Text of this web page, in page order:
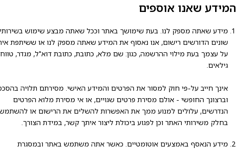
המידע שאנו אוספים
מידע שאתה מספק לנו. בעת שימושך באתר וככל שאתה מבצע שימוש
שונים הדורשים רישום, אנו נאסוף את המידע שאתה מספק לנו או ששיתפת
על עצמך בעת מילוי ההרשמה, כגון: שם מלא, כתובת, כתובת דוא"ל, מגדר, טווח
גילאים.
אינך חייב על-פי חוק למסור את הפרטים והמידע האישי. מסירתם תלויה
וברצונך החופשי - אולם מסירת פרטים שגויים, או אי מסירת מלוא הפרטים
הנדרשים, עלולים למנוע ממך את האפשרות להשלים את הרישום או
בחלק משירותי האתר וכן לפגוע ביכולת ליצור איתך קשר, במידת הצורך.
מידע הנאסף באמצעים אוטומטיים. כאשר אתה משתמש באתר ובמסגרת